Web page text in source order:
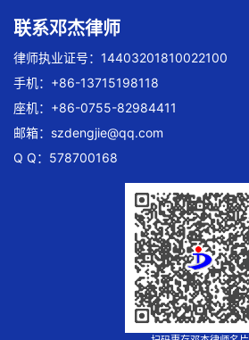
联系邓杰律师
律师执业证号：14403201810022100
手机：+86-13715198118
座机：+86-0755-82984411
邮箱： szdengjie@qq.com
Q Q：578700168